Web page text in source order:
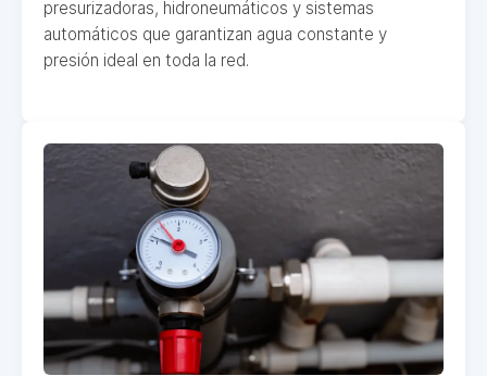
presurizadoras, hidroneumáticos y sistemas
automáticos que garantizan agua constante y
presión ideal en toda la red.